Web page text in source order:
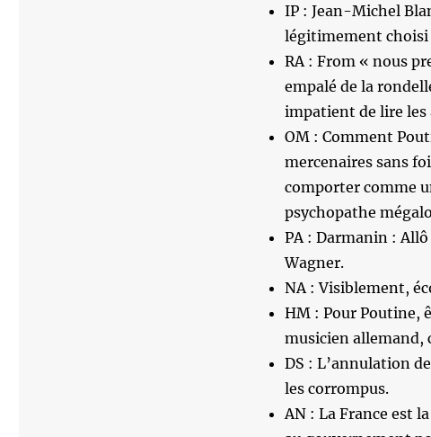
IP : Jean-Michel
légitimement choisi
RA : From « nous
empalé de la
impatient de lire les
OM : Comment
mercenaires sans
comporter comme
psychopathe
PA : Darmanin :
Wagner.
NA : Visiblement,
HM : Pour Poutine,
musicien allemand,
DS : L’annulation
les corrompus.
AN : La France est